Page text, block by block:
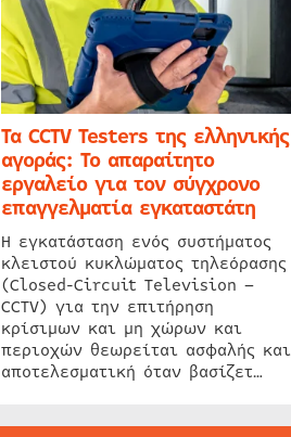
Τα CCTV Testers της ελληνικής
αγοράς: Το απαραίτητο
εργαλείο για τον σύγχρονο
επαγγελματία εγκαταστάτη
Η εγκατάσταση ενός συστήματος
κλειστού κυκλώματος τηλεόρασης
(Closed-Circuit Television –
CCTV) για την επιτήρηση
κρίσιμων και μη χώρων και
περιοχών θεωρείται ασφαλής και
αποτελεσματική όταν βασίζετ…